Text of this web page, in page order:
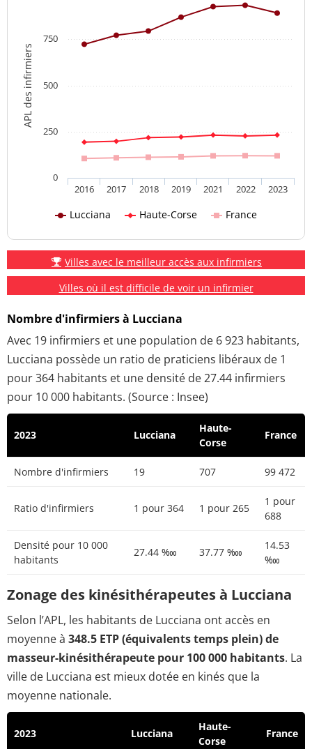
APL des infirmiers
Lucciana Haute-Corse France
2016 2017 2018 2019 2021 2022 2023
0
250
500
750
Villes avec le meilleur accès aux infirmiers
Villes où il est difficile de voir un infirmier
Nombre d'infirmiers à Lucciana
Avec 19 infirmiers et une population de 6 923 habitants,
Lucciana possède un ratio de praticiens libéraux de 1
pour 364 habitants et une densité de 27.44 infirmiers
pour 10 000 habitants. (Source : Insee)
2023 Lucciana
Haute-
Corse
France
Nombre d'infirmiers 19 707 99 472
Ratio d'infirmiers 1 pour 364 1 pour 265
1 pour
688
Densité pour 10 000
habitants
27.44 ‱ 37.77 ‱
14.53
‱
Zonage des kinésithérapeutes à Lucciana
Selon l’APL, les habitants de Lucciana ont accès en
moyenne à 348.5 ETP (équivalents temps plein) de
masseur-kinésithérapeute pour 100 000 habitants. La
ville de Lucciana est mieux dotée en kinés que la
moyenne nationale.
2023 Lucciana
Haute-
Corse
France